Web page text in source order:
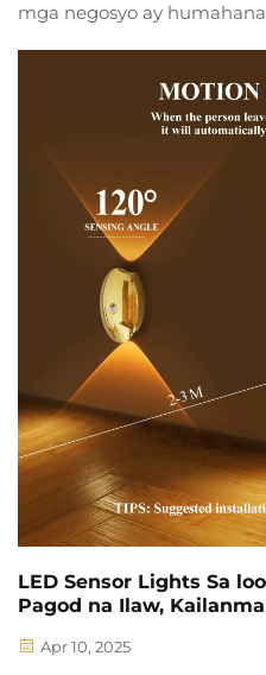
mga negosyo ay
nagsasalang sa pagtitipid
gumagamit. Ang pag-
teknolohiya sa iba't ibang
LED Sensor Lights Sa
Pagod na Ilaw,
Apr 10, 2025